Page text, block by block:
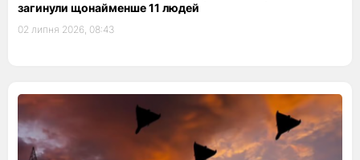
загинули щонайменше 11 людей
02 липня 2026, 08:43